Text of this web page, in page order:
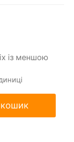
із меншою